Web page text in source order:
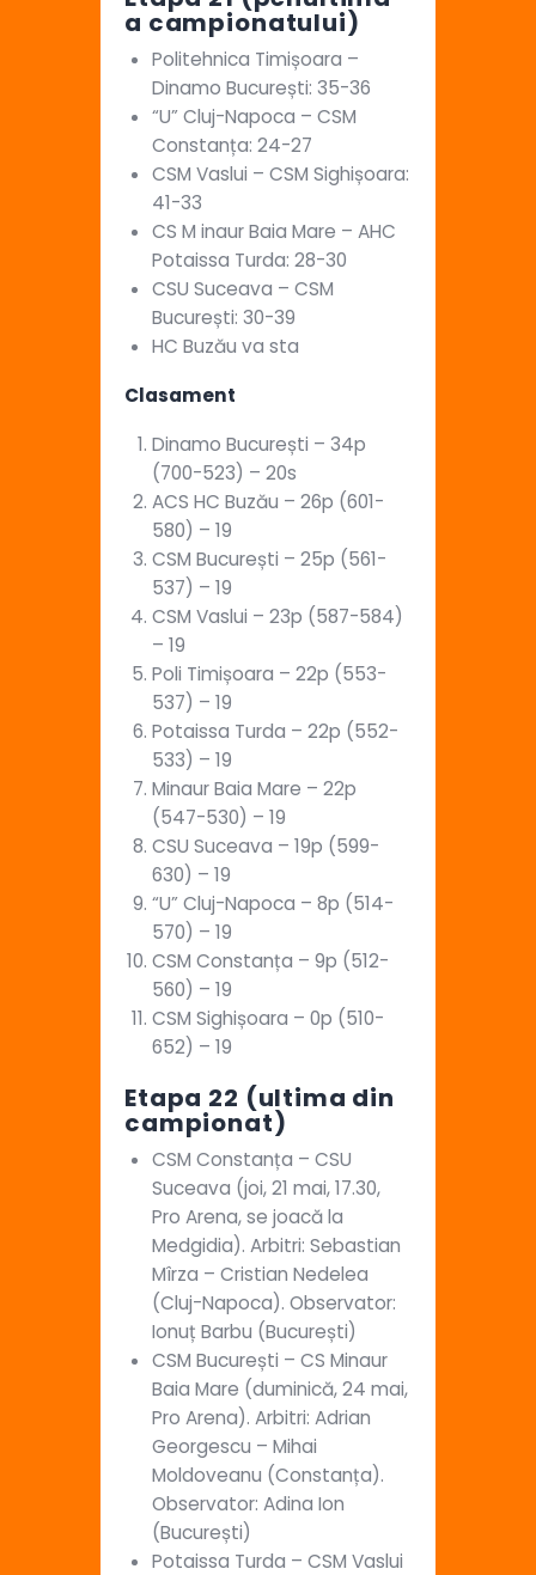
a campionatului)
Politehnica Timișoara –
Dinamo București: 35-36
“U” Cluj-Napoca – CSM
Constanța: 24-27
CSM Vaslui – CSM Sighișoara:
41-33
CS M inaur Baia Mare – AHC
Potaissa Turda: 28-30
CSU Suceava – CSM
București: 30-39
HC Buzău va sta
Clasament
Dinamo București – 34p
(700-523) – 20s
ACS HC Buzău – 26p (601-
580) – 19
CSM București – 25p (561-
537) – 19
CSM Vaslui – 23p (587-584)
– 19
Poli Timișoara – 22p (553-
537) – 19
Potaissa Turda – 22p (552-
533) – 19
Minaur Baia Mare – 22p
(547-530) – 19
CSU Suceava – 19p (599-
630) – 19
“U” Cluj-Napoca – 8p (514-
570) – 19
CSM Constanța – 9p (512-
560) – 19
CSM Sighișoara – 0p (510-
652) – 19
Etapa 22 (ultima din
campionat)
CSM Constanța – CSU
Suceava (joi, 21 mai, 17.30,
Pro Arena, se joacă la
Medgidia). Arbitri: Sebastian
Mîrza – Cristian Nedelea
(Cluj-Napoca). Observator:
Ionuț Barbu (București)
CSM București – CS Minaur
Baia Mare (duminică, 24 mai,
Pro Arena). Arbitri: Adrian
Georgescu – Mihai
Moldoveanu (Constanța).
Observator: Adina Ion
(București)
Potaissa Turda – CSM Vaslui